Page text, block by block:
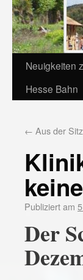
Neuigkeiten
Hesse Bahn
← Aus der
Publiziert am
Der